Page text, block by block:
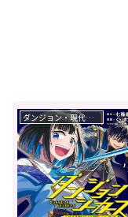
ダンジョン・現代ダンジョン